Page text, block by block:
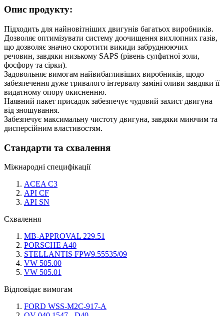
Опис продукту:
Підходить для найновітніших двигунів багатьох виробників.
Дозволяє оптимізувати систему доочищення вихлопних газів,
що дозволяє значно скоротити викиди забруднюючих
речовин, завдяки низькому SAPS (рівень сулфатної золи,
фосфору та сірки).
Задовольняє вимогам найвибагливіших виробників, щодо
забезпечення дуже тривалого інтервалу заміні оливи завдяки її
видатному опору окисненню.
Наявний пакет присадок забезпечує чудовий захист двигуна
від зношування.
Забезпечує максимальну чистоту двигуна, завдяки миючим та
дисперсійним властивостям.
Стандарти та схвалення
Міжнародні специфікації
ACEA C3
API CF
API SN
Схвалення
MB-APPROVAL 229.51
PORSCHE A40
STELLANTIS FPW9.55535/09
VW 505.00
VW 505.01
Відповідає вимогам
FORD WSS-M2C-917-A